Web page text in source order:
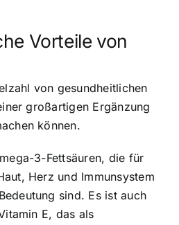
Vorteile von
von gesundheitlichen
großartigen Ergänzung
können.
3-Fettsäuren, die für
Herz und Immunsystem
sind. Es ist auch
E, das als